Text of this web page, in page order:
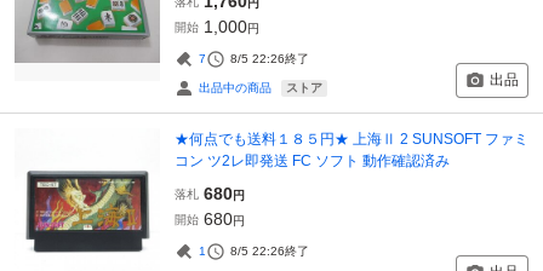
開始 1,000円
7 8/5 22:26終了
出品中の商品 ストア 出品
★何点でも送料１８５円★ 上海Ⅱ 2 SUNSOFT ファミ
コン ツ2レ即発送 FC ソフト 動作確認済み
落札 680円
開始 680円
1 8/5 22:26終了